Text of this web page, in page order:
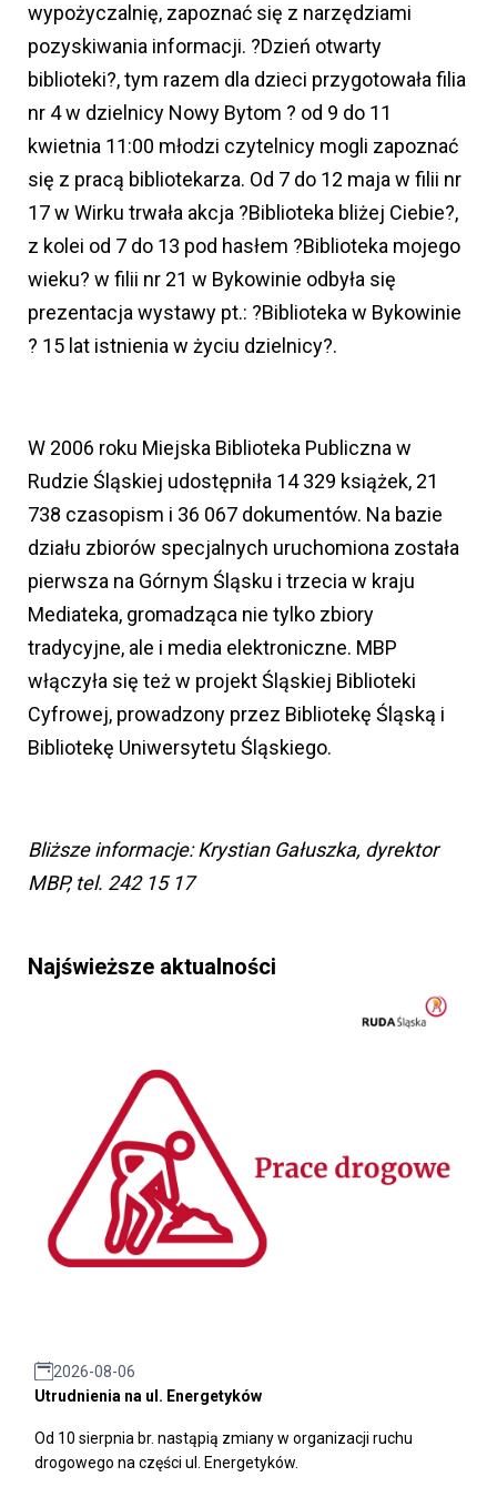
wypożyczalnię, zapoznać się z narzędziami
pozyskiwania informacji. ?Dzień otwarty
biblioteki?, tym razem dla dzieci przygotowała filia
nr 4 w dzielnicy Nowy Bytom ? od 9 do 11
kwietnia 11:00 młodzi czytelnicy mogli zapoznać
się z pracą bibliotekarza. Od 7 do 12 maja w filii nr
17 w Wirku trwała akcja ?Biblioteka bliżej Ciebie?,
z kolei od 7 do 13 pod hasłem ?Biblioteka mojego
wieku? w filii nr 21 w Bykowinie odbyła się
prezentacja wystawy pt.: ?Biblioteka w Bykowinie
? 15 lat istnienia w życiu dzielnicy?.
W 2006 roku Miejska Biblioteka Publiczna w
Rudzie Śląskiej udostępniła 14 329 książek, 21
738 czasopism i 36 067 dokumentów. Na bazie
działu zbiorów specjalnych uruchomiona została
pierwsza na Górnym Śląsku i trzecia w kraju
Mediateka, gromadząca nie tylko zbiory
tradycyjne, ale i media elektroniczne. MBP
włączyła się też w projekt Śląskiej Biblioteki
Cyfrowej, prowadzony przez Bibliotekę Śląską i
Bibliotekę Uniwersytetu Śląskiego.
Bliższe informacje: Krystian Gałuszka, dyrektor
MBP, tel. 242 15 17
Najświeższe aktualności
2026-08-06
Utrudnienia na ul. Energetyków
Od 10 sierpnia br. nastąpią zmiany w organizacji ruchu
drogowego na części ul. Energetyków.